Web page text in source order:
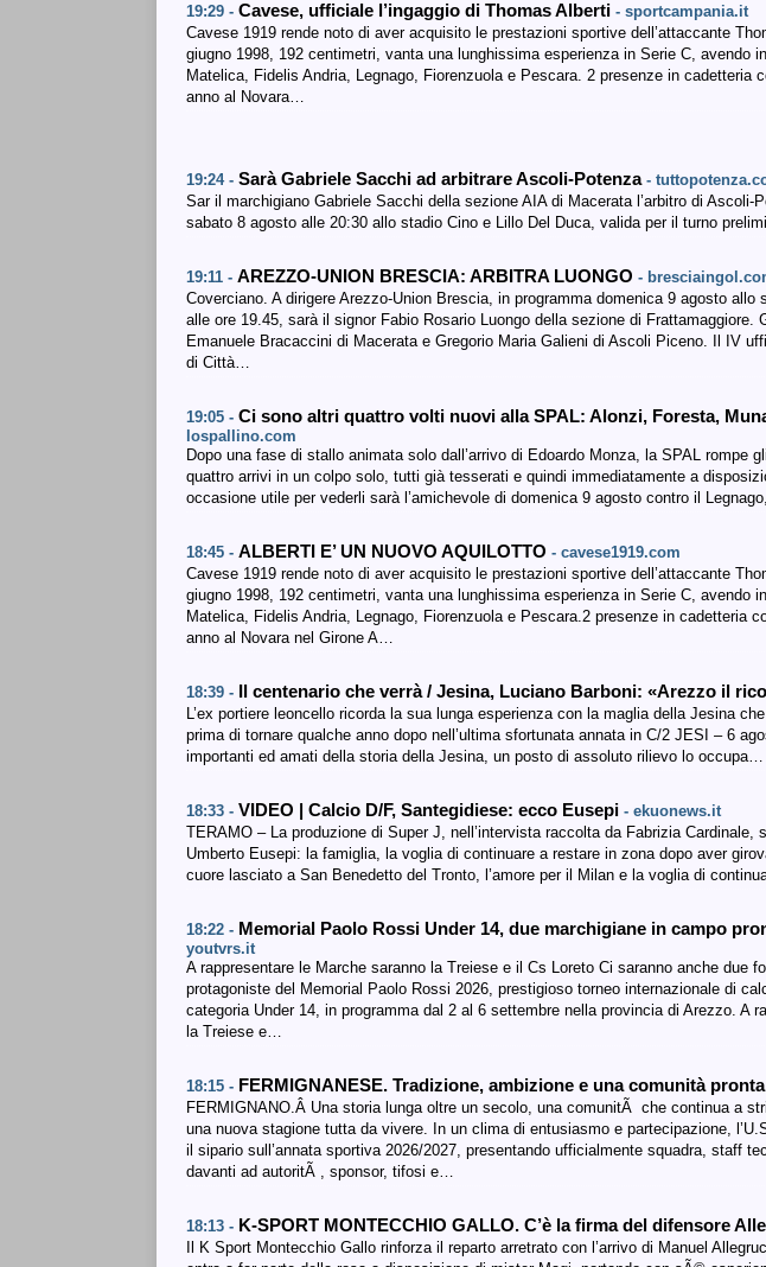
19:29 - Cavese, ufficiale l’ingaggio di Thomas Alberti - sportcampania.it
Cavese 1919 rende noto di aver acquisito le prestazioni sportive dell’attaccante
giugno 1998, 192 centimetri, vanta una lunghissima esperienza in Serie C, avendo
Matelica, Fidelis Andria, Legnago, Fiorenzuola e Pescara. 2 presenze in cadetteria
anno al Novara…
19:24 - Sarà Gabriele Sacchi ad arbitrare Ascoli-Potenza -
Sar il marchigiano Gabriele Sacchi della sezione AIA di Macerata l’arbitro di Ascoli-
sabato 8 agosto alle 20:30 allo stadio Cino e Lillo Del Duca, valida per il turno
19:11 - AREZZO-UNION BRESCIA: ARBITRA LUONGO -
Coverciano. A dirigere Arezzo-Union Brescia, in programma domenica 9 agosto allo
alle ore 19.45, sarà il signor Fabio Rosario Luongo della sezione di Frattamaggiore.
Emanuele Bracaccini di Macerata e Gregorio Maria Galieni di Ascoli Piceno. Il IV
di Città…
19:05 - Ci sono altri quattro volti nuovi alla SPAL: Alonzi, Foresta,
lospallino.com
Dopo una fase di stallo animata solo dall’arrivo di Edoardo Monza, la SPAL rompe
quattro arrivi in un colpo solo, tutti già tesserati e quindi immediatamente a
occasione utile per vederli sarà l’amichevole di domenica 9 agosto contro il
18:45 - ALBERTI E’ UN NUOVO AQUILOTTO - cavese1919.com
Cavese 1919 rende noto di aver acquisito le prestazioni sportive dell’attaccante
giugno 1998, 192 centimetri, vanta una lunghissima esperienza in Serie C, avendo
Matelica, Fidelis Andria, Legnago, Fiorenzuola e Pescara.2 presenze in cadetteria
anno al Novara nel Girone A…
18:39 - Il centenario che verrà / Jesina, Luciano Barboni: «Arezzo il
L’ex portiere leoncello ricorda la sua lunga esperienza con la maglia della Jesina
prima di tornare qualche anno dopo nell’ultima sfortunata annata in C/2 JESI – 6
importanti ed amati della storia della Jesina, un posto di assoluto rilievo lo occupa…
18:33 - VIDEO | Calcio D/F, Santegidiese: ecco Eusepi - ekuonews.it
TERAMO – La produzione di Super J, nell’intervista raccolta da Fabrizia Cardinale,
Umberto Eusepi: la famiglia, la voglia di continuare a restare in zona dopo aver
cuore lasciato a San Benedetto del Tronto, l’amore per il Milan e la voglia di
18:22 - Memorial Paolo Rossi Under 14, due marchigiane in campo
youtvrs.it
A rappresentare le Marche saranno la Treiese e il Cs Loreto Ci saranno anche due
protagoniste del Memorial Paolo Rossi 2026, prestigioso torneo internazionale di
categoria Under 14, in programma dal 2 al 6 settembre nella provincia di Arezzo. A
la Treiese e…
18:15 - FERMIGNANESE. Tradizione, ambizione e una comunità
FERMIGNANO.Â Una storia lunga oltre un secolo, una comunitÃ che continua a
una nuova stagione tutta da vivere. In un clima di entusiasmo e partecipazione,
il sipario sull’annata sportiva 2026/2027, presentando ufficialmente squadra, staff
davanti ad autoritÃ , sponsor, tifosi e…
18:13 - K-SPORT MONTECCHIO GALLO. C’è la firma del difensore
Il K Sport Montecchio Gallo rinforza il reparto arretrato con l’arrivo di Manuel